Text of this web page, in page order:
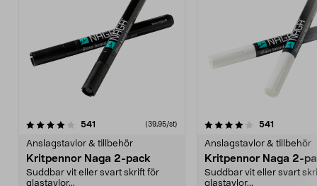
541 (39,95/st)
Anslagstavlor & tillbehör
Kritpennor Naga 2-pack
Suddbar vit eller svart skrift för
glastavlor...
4.0av 5 stjärnor 541
Anslagstavlor & tillbehör
Kritpennor Naga 2-
Suddbar vit eller svart
glastavlor...